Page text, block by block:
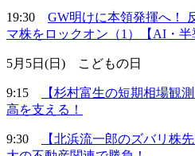
19:30 GW明けに本領発揮へ！
マ株をロックオン（1）【AI・半
5月5日(日) こどもの日
9:15
【杉村富生の短期相場観
高を支える！
9:30
【北浜流一郎のズバリ株